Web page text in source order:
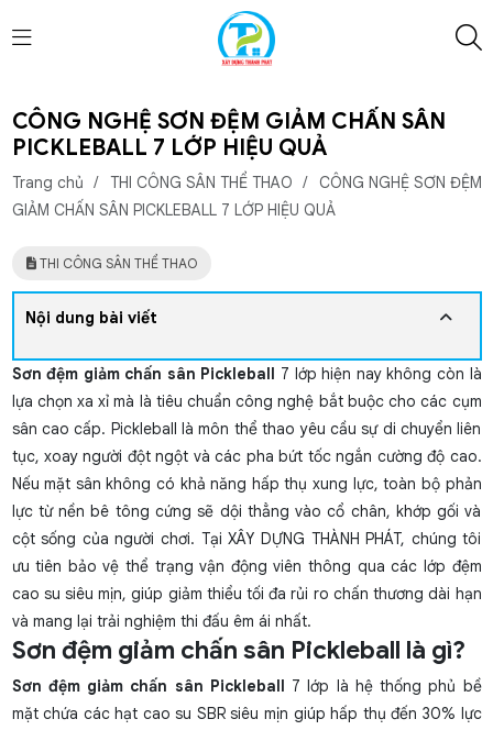
CÔNG NGHỆ SƠN ĐỆM GIẢM CHẤN SÂN
PICKLEBALL 7 LỚP HIỆU QUẢ
Trang chủ / THI CÔNG SÂN THỂ THAO /
CÔNG NGHỆ SƠN ĐỆM
GIẢM CHẤN SÂN PICKLEBALL 7 LỚP HIỆU QUẢ
THI CÔNG SÂN THỂ THAO
Nội dung bài viết
Sơn đệm giảm chấn sân Pickleball 7 lớp hiện nay không còn là
lựa chọn xa xỉ mà là tiêu chuẩn công nghệ bắt buộc cho các cụm
sân cao cấp. Pickleball là môn thể thao yêu cầu sự di chuyển liên
tục, xoay người đột ngột và các pha bứt tốc ngắn cường độ cao.
Nếu mặt sân không có khả năng hấp thụ xung lực, toàn bộ phản
lực từ nền bê tông cứng sẽ dội thẳng vào cổ chân, khớp gối và
cột sống của người chơi. Tại XÂY DỰNG THÀNH PHÁT, chúng tôi
ưu tiên bảo vệ thể trạng vận động viên thông qua các lớp đệm
cao su siêu mịn, giúp giảm thiểu tối đa rủi ro chấn thương dài hạn
và mang lại trải nghiệm thi đấu êm ái nhất.
Sơn đệm giảm chấn sân Pickleball là gì?
Sơn đệm giảm chấn sân Pickleball 7 lớp là hệ thống phủ bề
mặt chứa các hạt cao su SBR siêu mịn giúp hấp thụ đến 30% lực